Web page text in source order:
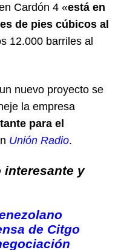
Cardón 4 «está en
de pies cúbicos al
12.000 barriles al
nuevo proyecto se
la empresa
para el
Unión Radio.
interesante y
de Citgo